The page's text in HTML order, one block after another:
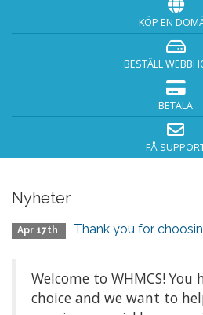
KÖP EN
BESTÄLL
BETALA
FÅ
Nyheter
Apr 17th Thank you for
Welcome to WHMCS! You
choice and we want to